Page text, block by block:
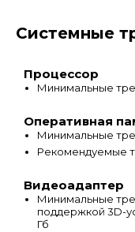
Системные
Процессор
Минимальные
Оперативная
Минимальные
Рекомендуемые
Видеоадаптер
Минимальные
поддержкой 3D-
Гб